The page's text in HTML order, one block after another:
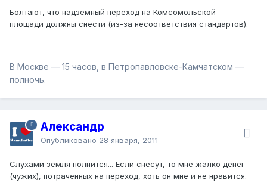
Болтают, что надземный переход на Комсомольской
площади должны снести (из-за несоответствия стандартов).
В Москве — 15 часов, в Петропавловске-Камчатском —
полночь.
Александр
Опубликовано 28 января, 2011
Слухами земля полнится... Если снесут, то мне жалко денег
(чужих), потраченных на переход, хоть он мне и не нравится.